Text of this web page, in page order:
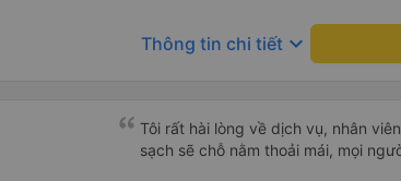
hơn, tôi góp ý nhà xe nên có quy
lặng (tắt âm thanh điện thoại) vào
Tôi vẫn sẽ tiếp tục ủng hộ nhà xe
Thông tin chi tiết keyboard_arrow_down
Tôi rất hài lòng về dịch vụ, nhân
sạch sẽ chỗ nằm thoải mái, mọi